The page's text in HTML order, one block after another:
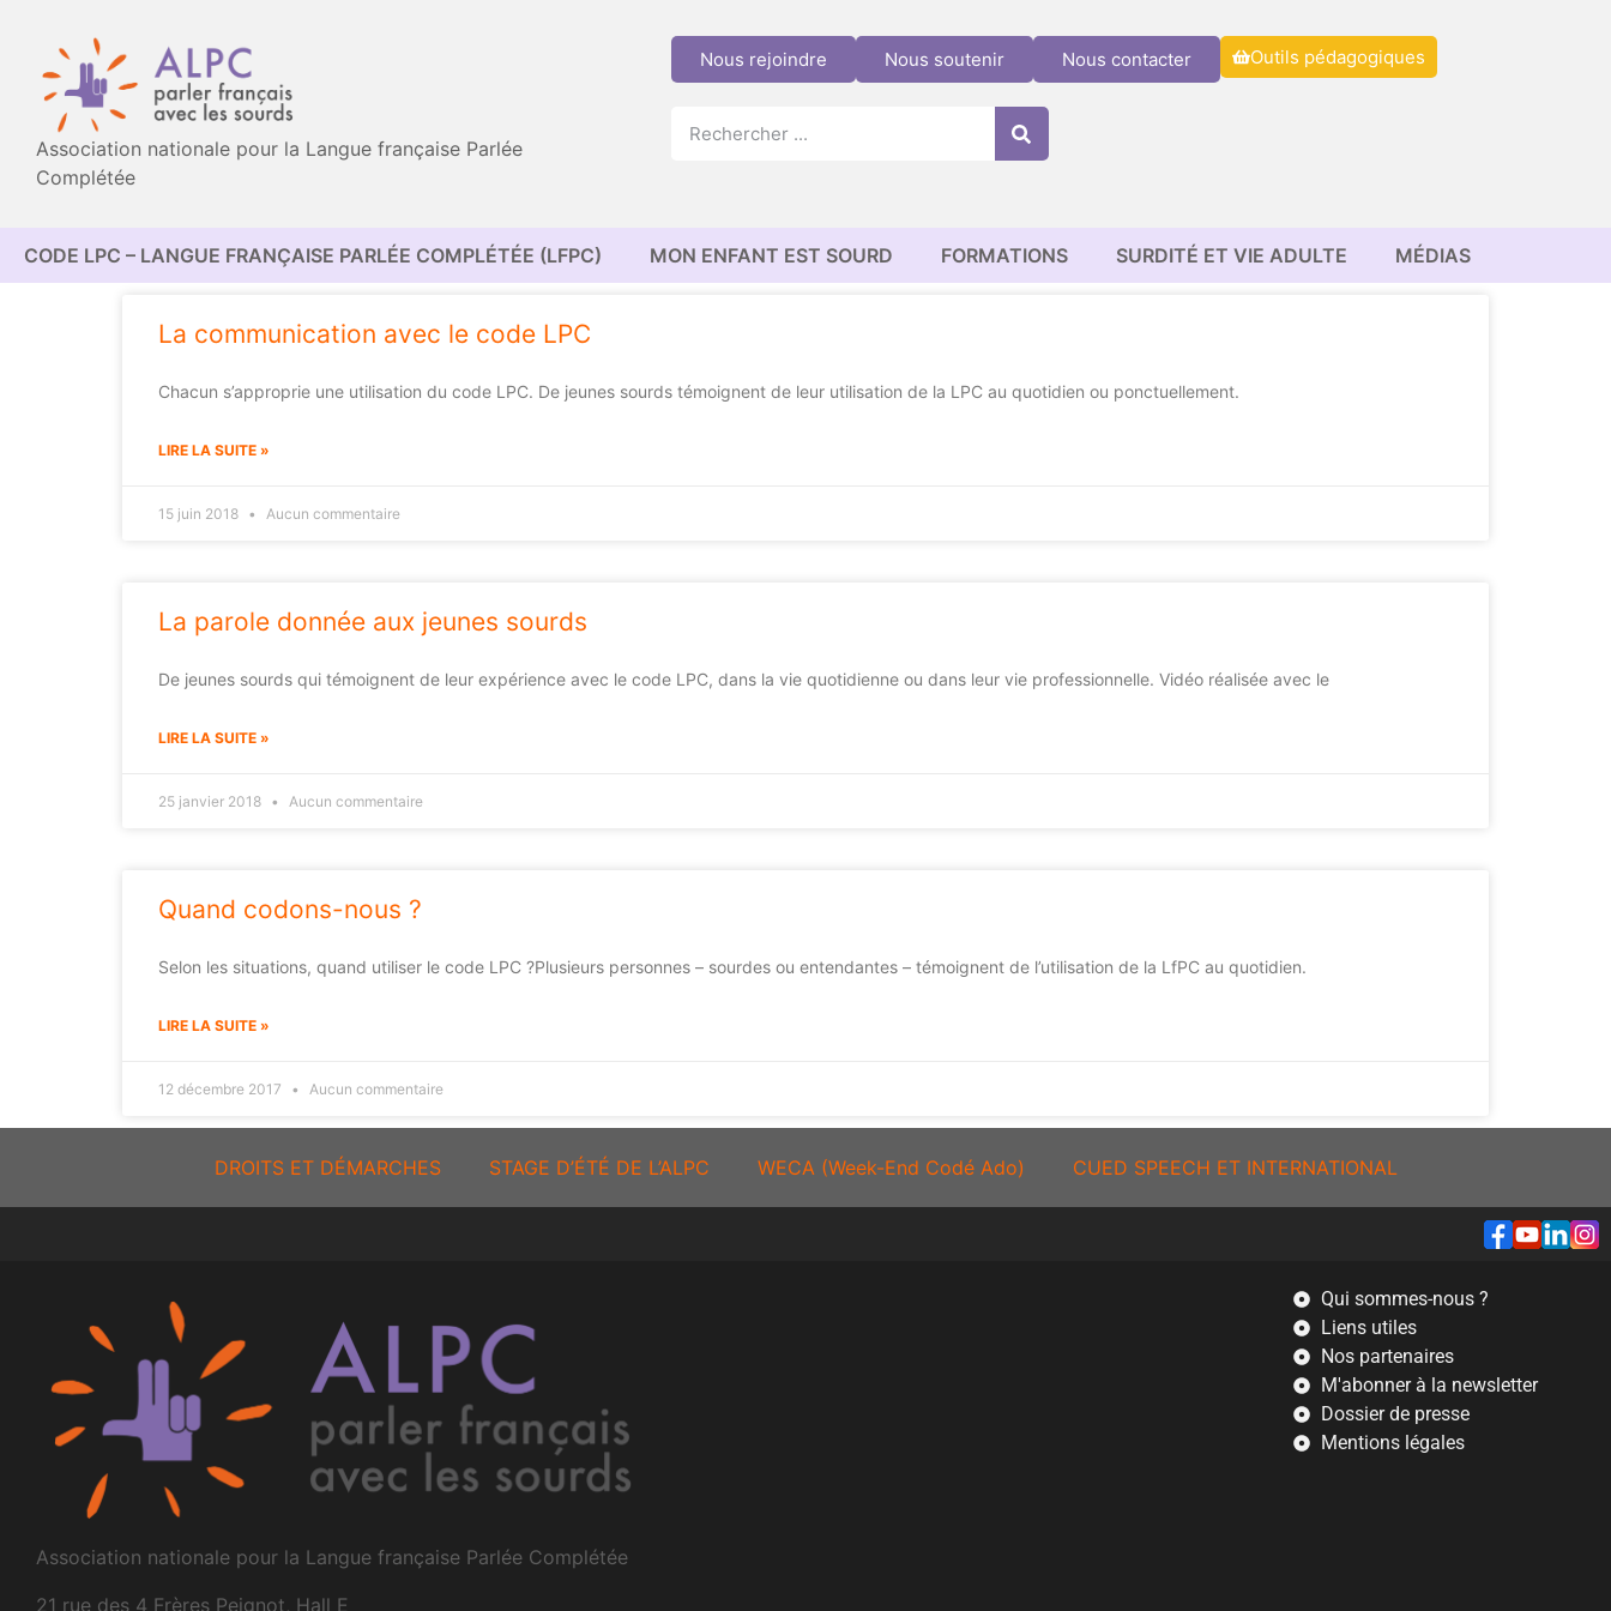
Association nationale pour la Langue française Parlée
Complétée
Nous rejoindre Nous soutenir Nous contacter Outils pédagogiques
CODE LPC – LANGUE FRANÇAISE PARLÉE COMPLÉTÉE (LFPC) MON ENFANT EST SOURD FORMATIONS SURDITÉ ET VIE ADULTE MÉDIAS
La communication avec le code LPC
Chacun s’approprie une utilisation du code LPC. De jeunes sourds témoignent de leur utilisation de la LPC au quotidien ou ponctuellement.
LIRE LA SUITE »
15 juin 2018 Aucun commentaire
La parole donnée aux jeunes sourds
De jeunes sourds qui témoignent de leur expérience avec le code LPC, dans la vie quotidienne ou dans leur vie professionnelle. Vidéo réalisée avec le
LIRE LA SUITE »
25 janvier 2018 Aucun commentaire
Quand codons-nous ?
Selon les situations, quand utiliser le code LPC ?Plusieurs personnes – sourdes ou entendantes – témoignent de l’utilisation de la LfPC au quotidien.
LIRE LA SUITE »
12 décembre 2017 Aucun commentaire
DROITS ET DÉMARCHES STAGE D’ÉTÉ DE L’ALPC WECA (Week-End Codé Ado) CUED SPEECH ET INTERNATIONAL
Association nationale pour la Langue française Parlée Complétée
21 rue des 4 Frères Peignot, Hall E
Qui sommes-nous ?
Liens utiles
Nos partenaires
M'abonner à la newsletter
Dossier de presse
Mentions légales